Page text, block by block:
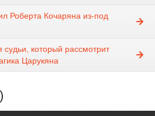
Роберта Кочаряна из-под
который рассмотрит
Царукяна